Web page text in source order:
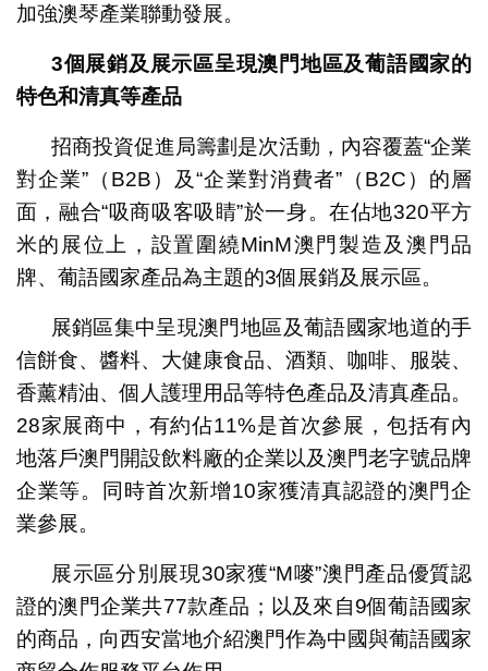
加強澳琴產業聯動發展。
3個展銷及展示區呈現澳門地區及葡語國家的
特色和清真等產品
招商投資促進局籌劃是次活動，內容覆蓋“企業
對企業”（B2B）及“企業對消費者”（B2C）的層
面，融合“吸商吸客吸睛”於一身。在佔地320平方
米的展位上，設置圍繞MinM澳門製造及澳門品
牌、葡語國家產品為主題的3個展銷及展示區。
展銷區集中呈現澳門地區及葡語國家地道的手
信餅食、醬料、大健康食品、酒類、咖啡、服裝、
香薰精油、個人護理用品等特色產品及清真產品。
28家展商中，有約佔11%是首次參展，包括有內
地落戶澳門開設飲料廠的企業以及澳門老字號品牌
企業等。同時首次新增10家獲清真認證的澳門企
業參展。
展示區分別展現30家獲“M嘜”澳門產品優質認
證的澳門企業共77款產品；以及來自9個葡語國家
的商品，向西安當地介紹澳門作為中國與葡語國家